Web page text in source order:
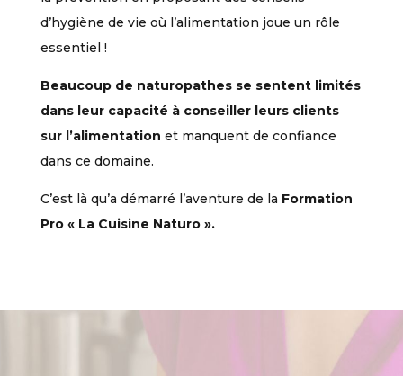
d’hygiène de vie où l’alimentation joue un rôle
essentiel !
Beaucoup de naturopathes se sentent limités
dans leur capacité à conseiller leurs clients
sur l’alimentation et manquent de confiance
dans ce domaine.
C’est là qu’a démarré l’aventure de la Formation
Pro « La Cuisine Naturo ».